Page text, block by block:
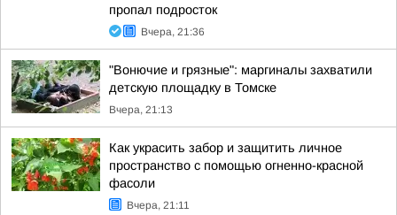
пропал подросток
Вчера, 21:36
"Вонючие и грязные": маргиналы захватили
детскую площадку в Томске
Вчера, 21:13
Как украсить забор и защитить личное
пространство с помощью огненно-красной
фасоли
Вчера, 21:11